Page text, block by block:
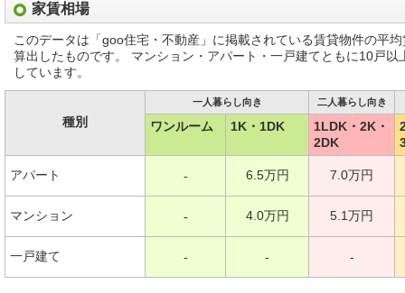
家賃相場
このデータは「goo住宅・不動産」に掲載されている賃貸物件の平
算出したものです。 マンション・アパート・一戸建てともに10戸
しています。
種別
一人暮らし向き 二人暮らし向き
ワンルーム 1K・1DK
1LDK・2K・
2DK
アパート - 6.5万円 7.0万円
マンション - 4.0万円 5.1万円
一戸建て - - -